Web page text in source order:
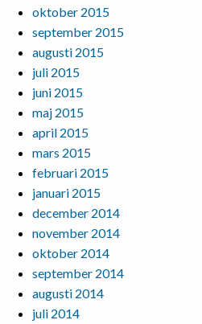
oktober 2015
september 2015
augusti 2015
juli 2015
juni 2015
maj 2015
april 2015
mars 2015
februari 2015
januari 2015
december 2014
november 2014
oktober 2014
september 2014
augusti 2014
juli 2014